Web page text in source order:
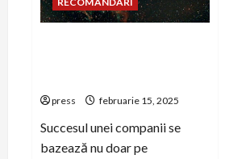
press februarie 15, 2025
Succesul unei companii se
bazează nu doar pe